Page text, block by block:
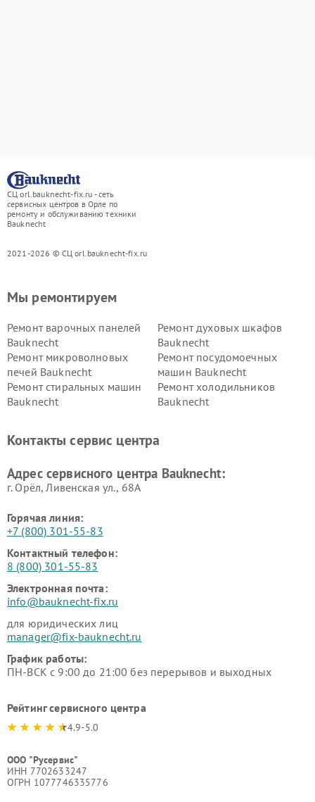
СЦ orl.bauknecht-fix.ru - сеть
сервисных центров в Орле по
ремонту и обслуживанию техники
Bauknecht
2021-2026 © СЦ orl.bauknecht-fix.ru
Мы ремонтируем
Ремонт варочных панелей
Bauknecht
Ремонт духовых шкафов
Bauknecht
Ремонт микроволновых
печей Bauknecht
Ремонт посудомоечных
машин Bauknecht
Ремонт стиральных машин
Bauknecht
Ремонт холодильников
Bauknecht
Контакты сервис центра
Адрес сервисного центра Bauknecht:
г. Орёл, Ливенская ул., 68А
Горячая линия:
+7 (800) 301-55-83
Контактный телефон:
8 (800) 301-55-83
Электронная почта:
info@bauknecht-fix.ru
для юридических лиц
manager@fix-bauknecht.ru
График работы:
ПН-ВСК с 9:00 до 21:00 без перерывов и выходных
Рейтинг сервисного центра
4.9-5.0
ООО "Русервис"
ИНН 7702633247
ОГРН 1077746335776